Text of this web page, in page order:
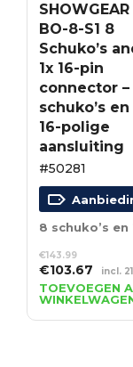
SHOWGEAR
BO-8-S1 8
Schuko’s
1x 16-pin
connector –
schuko’s en
16-polige
aansluiting
#50281
€143.99
prijs
was:
€143.99.
€103.67
prijs
is:
incl.
TOEVOEGEN